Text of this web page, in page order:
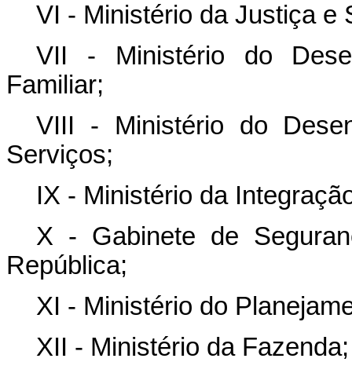
VI - Ministério da Justiça e
VII - Ministério do
Familiar;
VIII - Ministério do
Serviços;
IX - Ministério da
X - Gabinete de
República;
XI - Ministério do
XII - Ministério da